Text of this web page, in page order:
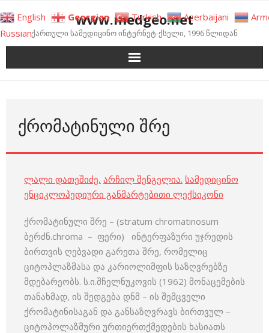
to
content
www.medgeo.net
ქართული სამედიცინო ინტერნეტ-ქსელი, 1996 წლიდან
ᲥᲠᲝᲛᲐᲢᲘᲜᲣᲚᲘ ᲨᲠᲔ
ლალი დათეშიძე, არჩილ შენგელია. სამედიცინო
ენციკლოპედიური განმარტებითი ლექსიკონი
ქრომატინული შრე – (stratum chromatinosum
ბერძნ.chroma – ფერი) ინტერფაზური უჯრედის
ბირთვის ღებვადი გარეთა შრე, რომელიც
ციტოპლაზმასა და კარიოლიმფის საზღვრებზე
მდებარეობს. ს.ი.შჩელნუკოვის (1962) მონაცემების
თანახმად, ის შედგება დნმ – ის შემცველი
ქრომატინისაგან და განსაზღვრავს ბირთვულ –
ციტოპოლაზმური ურთიერთქმედების ხასიათს
English Georgian Turkish Azerbaijani
Russian